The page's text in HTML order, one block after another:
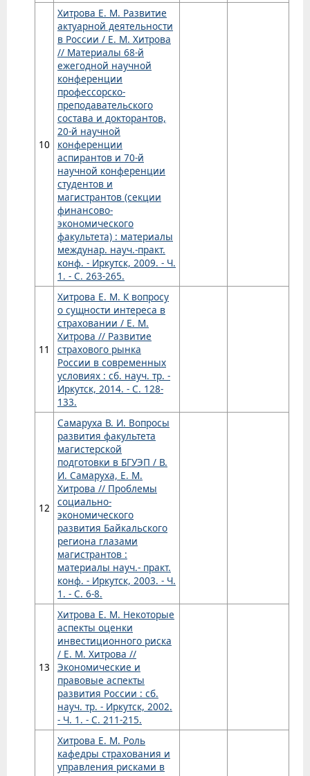
10
Хитрова Е. М. Развитие
актуарной деятельности
в России / Е. М. Хитрова
// Материалы 68-й
ежегодной научной
конференции
профессорско-
преподавательского
состава и докторантов,
20-й научной
конференции
аспирантов и 70-й
научной конференции
студентов и
магистрантов (секции
финансово-
экономического
факультета) : материалы
междунар. науч.-практ.
конф. - Иркутск, 2009. - Ч.
1. - С. 263-265.
11
Хитрова Е. М. К вопросу
о сущности интереса в
страховании / Е. М.
Хитрова // Развитие
страхового рынка
России в современных
условиях : сб. науч. тр. -
Иркутск, 2014. - С. 128-
133.
12
Самаруха В. И. Вопросы
развития факультета
магистерской
подготовки в БГУЭП / В.
И. Самаруха, Е. М.
Хитрова // Проблемы
социально-
экономического
развития Байкальского
региона глазами
магистрантов :
материалы науч.- практ.
конф. - Иркутск, 2003. - Ч.
1. - С. 6-8.
13
Хитрова Е. М. Некоторые
аспекты оценки
инвестиционного риска
/ Е. М. Хитрова //
Экономические и
правовые аспекты
развития России : сб.
науч. тр. - Иркутск, 2002.
- Ч. 1. - С. 211-215.
Хитрова Е. М. Роль
кафедры страхования и
управления рисками в